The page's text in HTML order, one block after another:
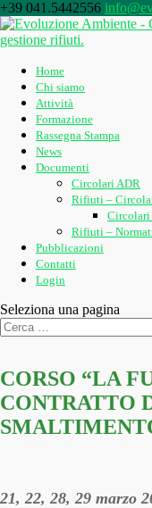
+39 041.5442556
Home
Chi siamo
Attività
Formazione
Rassegna Stampa
News
Documenti
Circolari ADR
Rifiuti –
Rifiuti –
Pubblicazioni
Contatti
Login
Seleziona una pagina
CORSO “LA
CONTRATTO
21, 22, 28, 29 marzo